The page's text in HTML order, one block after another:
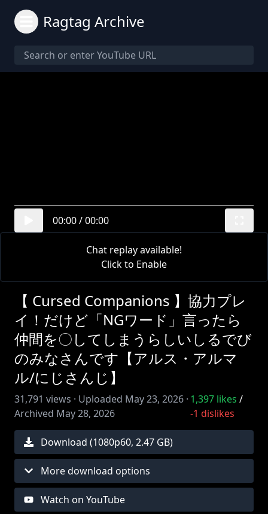
Ragtag Archive
00:00/00:00
Chat replay available!
Click to Enable
【 Cursed Companions 】協力プレ
イ！だけど「NGワード」言ったら
仲間を〇してしまうらしいしるでび
のみなさんです【アルス・アルマ
ル/にじさんじ】
31,791 views · Uploaded May 23, 2026 ·
Archived May 28, 2026
1,397 likes /
-1 dislikes
Download (1080p60, 2.47 GB)
More download options
Watch on YouTube